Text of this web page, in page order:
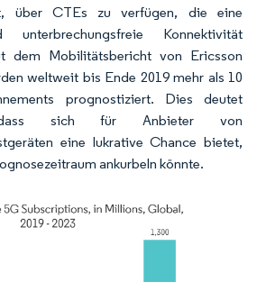
über CTEs zu verfügen, die eine
unterbrechungsfreie Konnektivität
dem Mobilitätsbericht von Ericsson
weltweit bis Ende 2019 mehr als 10
prognostiziert. Dies deutet
sich für Anbieter von
eine lukrative Chance bietet,
ankurbeln könnte.